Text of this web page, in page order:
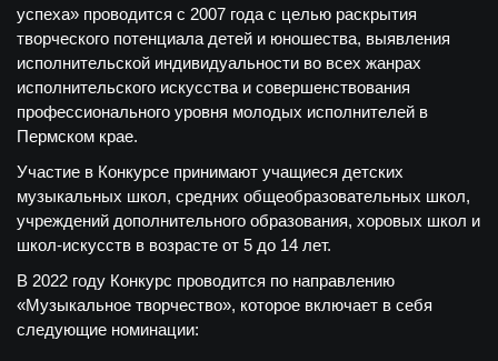
успеха» проводится с 2007 года с целью раскрытия
творческого потенциала детей и юношества, выявления
исполнительской индивидуальности во всех жанрах
исполнительского искусства и совершенствования
профессионального уровня молодых исполнителей в
Пермском крае.
Участие в Конкурсе принимают учащиеся детских
музыкальных школ, средних общеобразовательных школ,
учреждений дополнительного образования, хоровых школ и
школ-искусств в возрасте от 5 до 14 лет.
В 2022 году Конкурс проводится по направлению
«Музыкальное творчество», которое включает в себя
следующие номинации: